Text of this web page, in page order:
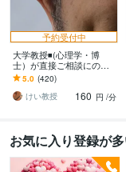
予約受付中
大学教授◾️(心理学・博
士）が直接ご相談にのり
ます 学生さんが、心理学
の先生に恋愛相談するよ
うなお気軽さでどうぞ
5.0 (420)
けい教授
160 円 /分
お気に入り登録が